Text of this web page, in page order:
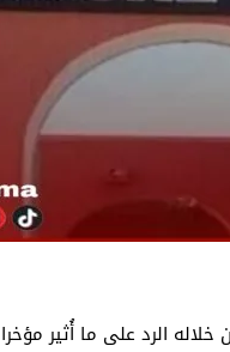
الرد على ما أُثير